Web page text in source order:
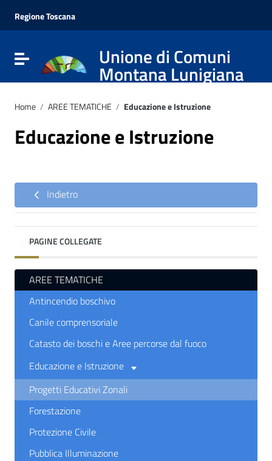
Vai al menu di navigazione
Vai al footer
Regione Toscana
Attiva / disattiva la navigazioneUnione di Comuni
Montana Lunigiana
Home / AREE TEMATICHE / Educazione e Istruzione
Educazione e Istruzione
Indietro
PAGINE COLLEGATE
AREE TEMATICHE
Antincendio boschivo
Canile comprensoriale
Catasto dei boschi e Aree percorse dal fuoco
Educazione e Istruzione
Progetti Educativi Zonali
Forestazione
Protezione Civile
Pubblica Illuminazione